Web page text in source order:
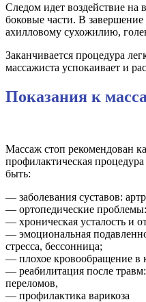
Следом идет воздействие
боковые части. В
ахилловому сухожилию,
Заканчивается процедура
массажиста успокаивает и
Показания к
Массаж стоп рекомендован
профилактическая
быть:
— заболевания суставов:
— ортопедические проблемы:
— хроническая усталость и
— эмоциональная
стресса, бессонница;
— плохое кровообращение в
— реабилитация после
переломов,
— профилактика варикоза